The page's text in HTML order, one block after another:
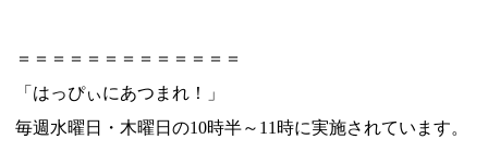
＝＝＝＝＝＝＝＝＝＝＝＝＝
「はっぴぃにあつまれ！」
毎週水曜日・木曜日の10時半～11時に実施されています。